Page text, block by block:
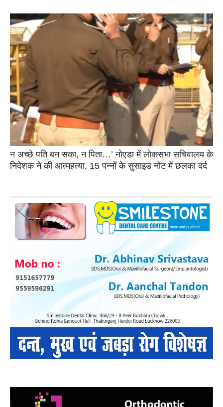
न अच्छे पति बन सका, न पिता…’ नोएडा में लोकसभा सचिवालय के
निदेशक ने की आत्महत्या, 15 पन्नों के सुसाइड नोट में छलका दर्द